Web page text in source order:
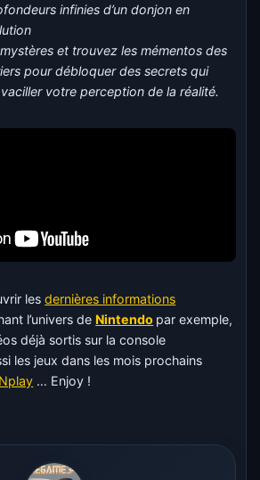
infinies d’un donjon en
et trouvez les mémentos des
pour débloquer des secrets qui
votre perception de la réalité.
lesdernières informations
l’univers deNintendo par exemple,
déjà sortis sur la console
les jeux dans les mois prochains
… Enjoy !